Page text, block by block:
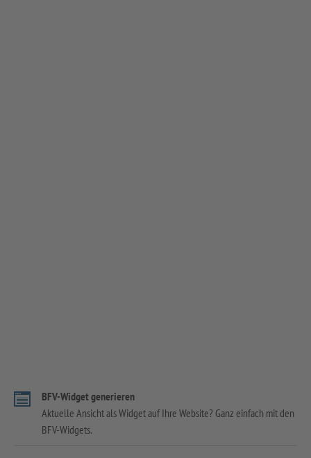
BFV-Widget generieren
Aktuelle Ansicht als Widget auf Ihre Website? Ganz einfach mit den
BFV-Widgets.